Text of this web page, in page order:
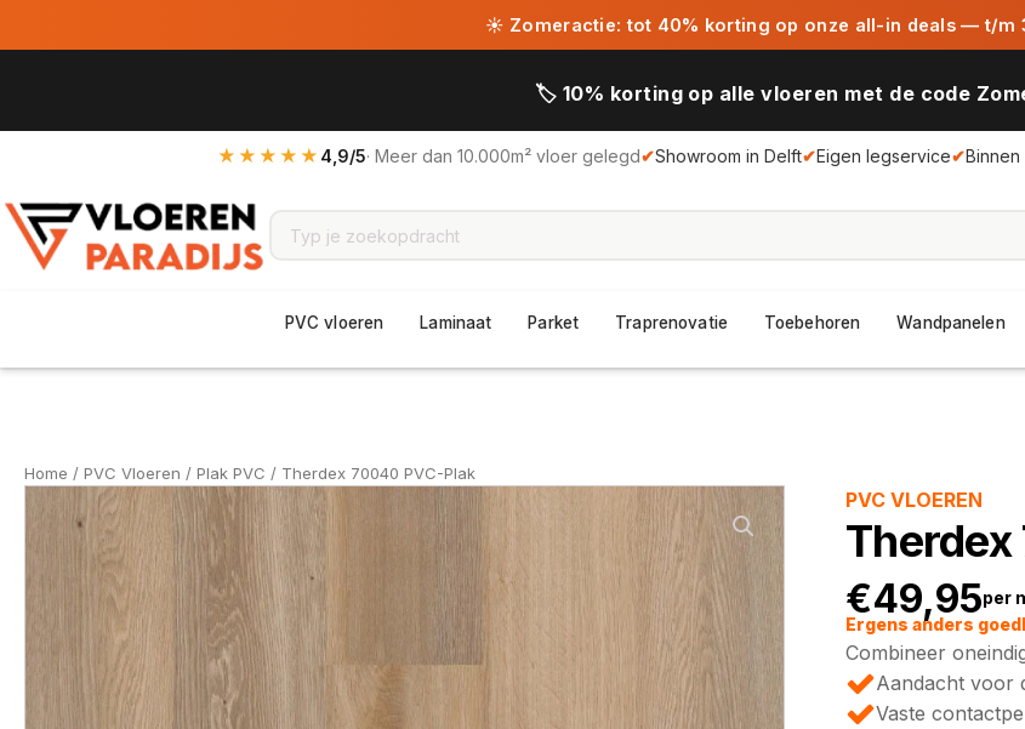
☀ Zomeractie: tot 40% korting op onze all-in deals — t/m
🏷️ 10% korting op alle vloeren met de code
★★★★★ 4,9/5· Meer dan 10.000m² vloer gelegd✔Showroom in Delft✔Eigen legservice✔
PVC vloeren Laminaat Parket Traprenovatie Toebehoren Wandpanelen
Home / PVC Vloeren / Plak PVC / Therdex 70040 PVC-Plak
PVC VLOEREN
€49,95per
Ergens anders
Combineer
Aandacht voor
Vaste